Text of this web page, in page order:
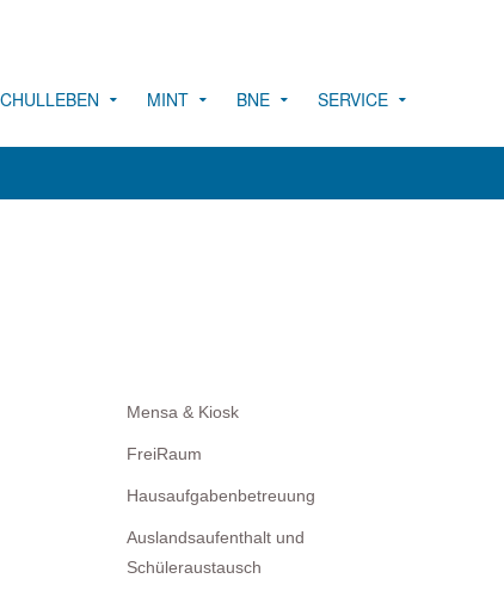
MINT BNE SERVICE
Mensa & Kiosk
FreiRaum
Hausaufgabenbetreuung
Auslandsaufenthalt und
Schüleraustausch